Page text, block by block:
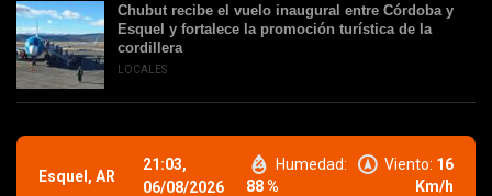
Chubut recibe el vuelo inaugural entre Córdoba y
Esquel y fortalece la promoción turística de la
cordillera
LOCALES
Esquel, AR
21:03,
06/08/2026
Humedad:
88 %
Viento: 16
Km/h